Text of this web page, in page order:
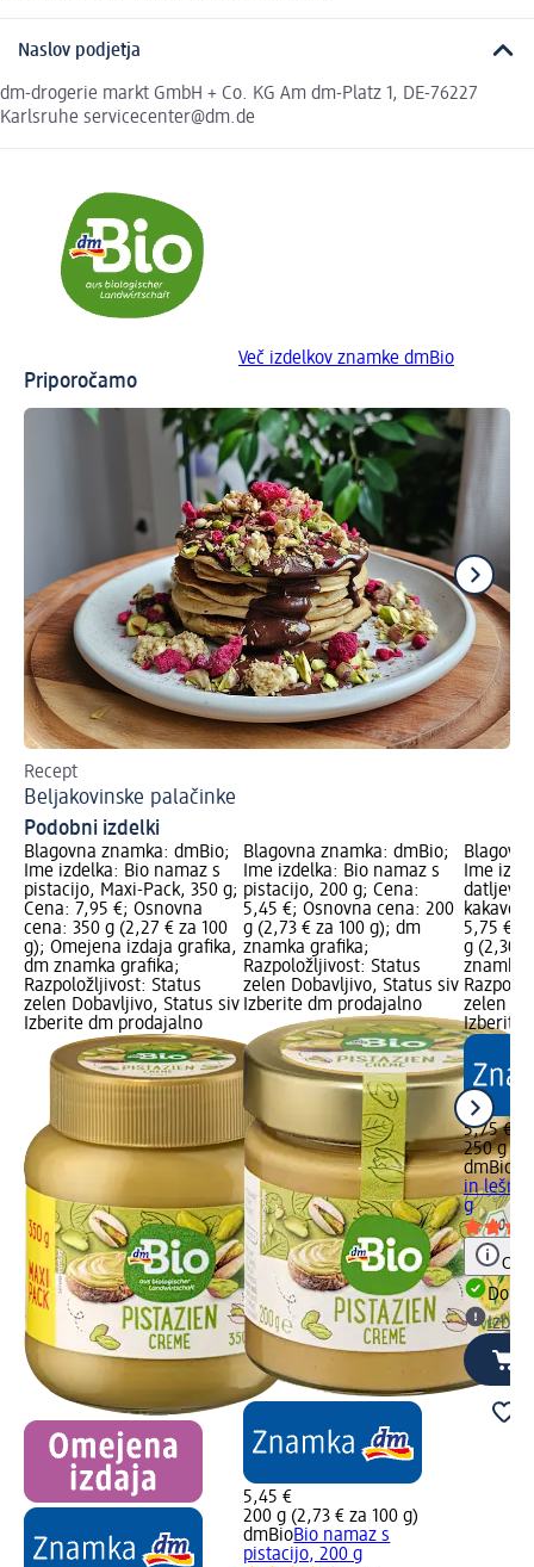
Naslov podjetja
dm-drogerie markt GmbH + Co. KG Am dm-Platz 1, DE-76227
Karlsruhe servicecenter@dm.de
Več izdelkov znamke dmBio
Priporočamo
Recept
Beljakovinske palačinke
Podobni izdelki
Blagovna znamka: dmBio;
Ime izdelka: Bio namaz s
pistacijo, Maxi-Pack, 350 g;
Cena: 7,95 €; Osnovna
cena: 350 g (2,27 € za 100
g); Omejena izdaja grafika,
dm znamka grafika;
Razpoložljivost: Status
zelen Dobavljivo, Status siv
Izberite dm prodajalno
Blagovna znamka: dmBio;
Ime izdelka: Bio namaz s
pistacijo, 200 g; Cena:
5,45 €; Osnovna cena: 200
g (2,73 € za 100 g); dm
znamka grafika;
Razpoložljivost: Status
zelen Dobavljivo, Status siv
Izberite dm prodajalno
5,45 €
200 g (2,73 € za 100 g)
dmBioBio namaz s
pistacijo, 200 g
Ime
datljev
5,75 €;
g (2,30
znamka
zelen
Izberite
5,75 €
250 g
dmBio
in
g